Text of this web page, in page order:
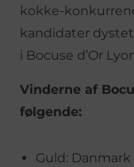
kokke-
kandidater
i Bocuse d’Or
Vinderne af
følgende:
Guld: Danmark